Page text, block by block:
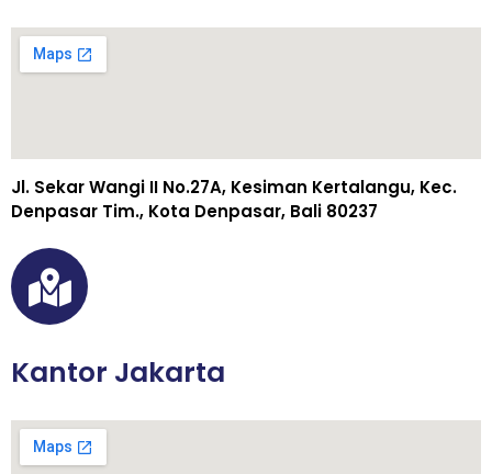
Jl. Sekar Wangi II No.27A, Kesiman Kertalangu, Kec.
Denpasar Tim., Kota Denpasar, Bali 80237
Kantor Jakarta